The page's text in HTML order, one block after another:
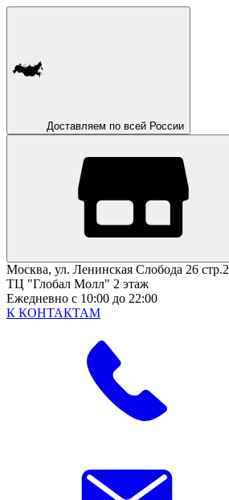
Доставляем по всей России
Москва, ул. Ленинская Слобода 26 стр.2
ТЦ "Глобал Молл" 2 этаж
Ежедневно с 10:00 до 22:00
К КОНТАКТАМ